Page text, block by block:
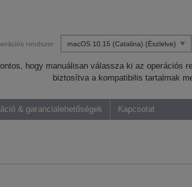
rendszer:
hogy manuálisan válassza ki az operációs
biztosítva a kompatibilis tartalmak
& garancialehetőségek Kapcsolat